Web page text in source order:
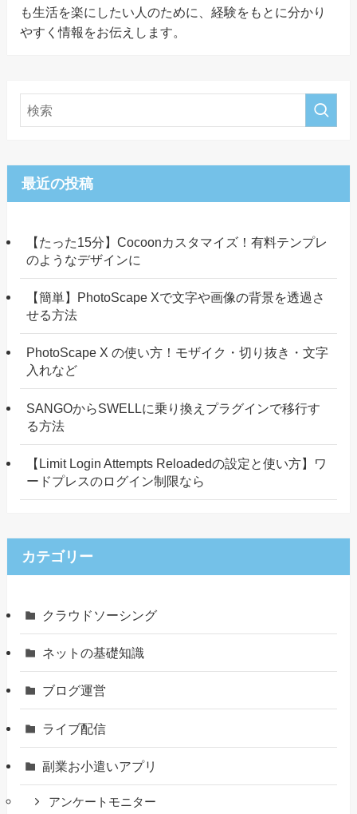
も生活を楽にしたい人のために、経験をもとに分かり
やすく情報をお伝えします。
最近の投稿
【たった15分】Cocoonカスタマイズ！有料テンプレ
のようなデザインに
【簡単】PhotoScape Xで文字や画像の背景を透過さ
せる方法
PhotoScape X の使い方！モザイク・切り抜き・文字
入れなど
SANGOからSWELLに乗り換えプラグインで移行す
る方法
【Limit Login Attempts Reloadedの設定と使い方】ワ
ードプレスのログイン制限なら
カテゴリー
クラウドソーシング
ネットの基礎知識
ブログ運営
ライブ配信
副業お小遣いアプリ
アンケートモニター